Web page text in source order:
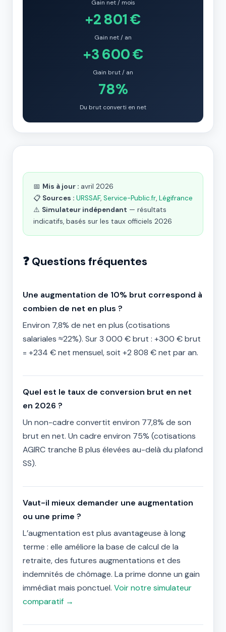
Gain net / mois
+2 801 €
Gain net / an
+3 600 €
Gain brut / an
78%
Du brut converti en net
📅 Mis à jour : avril 2026
📋 Sources : URSSAF, Service-Public.fr, Légifrance
⚠️ Simulateur indépendant — résultats
indicatifs, basés sur les taux officiels 2026
❓ Questions fréquentes
Une augmentation de 10% brut correspond à
combien de net en plus ?
Environ 7,8% de net en plus (cotisations
salariales ≈22%). Sur 3 000 € brut : +300 € brut
= +234 € net mensuel, soit +2 808 € net par an.
Quel est le taux de conversion brut en net
en 2026 ?
Un non-cadre convertit environ 77,8% de son
brut en net. Un cadre environ 75% (cotisations
AGIRC tranche B plus élevées au-delà du plafond
SS).
Vaut-il mieux demander une augmentation
ou une prime ?
L’augmentation est plus avantageuse à long
terme : elle améliore la base de calcul de la
retraite, des futures augmentations et des
indemnités de chômage. La prime donne un gain
immédiat mais ponctuel. Voir notre simulateur
comparatif →